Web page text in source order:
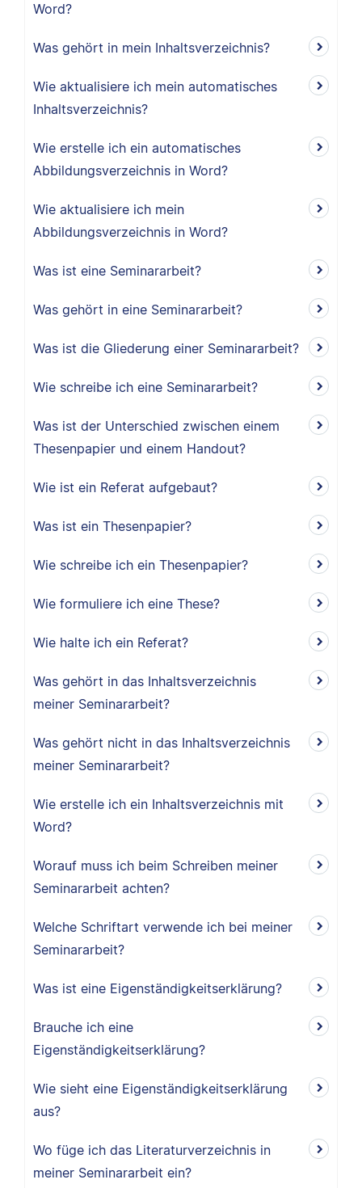
Word?
Was gehört in mein Inhaltsverzeichnis?
Wie aktualisiere ich mein automatisches
Inhaltsverzeichnis?
Wie erstelle ich ein automatisches
Abbildungsverzeichnis in Word?
Wie aktualisiere ich mein
Abbildungsverzeichnis in Word?
Was ist eine Seminararbeit?
Was gehört in eine Seminararbeit?
Was ist die Gliederung einer Seminararbeit?
Wie schreibe ich eine Seminararbeit?
Was ist der Unterschied zwischen einem
Thesenpapier und einem Handout?
Wie ist ein Referat aufgebaut?
Was ist ein Thesenpapier?
Wie schreibe ich ein Thesenpapier?
Wie formuliere ich eine These?
Wie halte ich ein Referat?
Was gehört in das Inhaltsverzeichnis
meiner Seminararbeit?
Was gehört nicht in das Inhaltsverzeichnis
meiner Seminararbeit?
Wie erstelle ich ein Inhaltsverzeichnis mit
Word?
Worauf muss ich beim Schreiben meiner
Seminararbeit achten?
Welche Schriftart verwende ich bei meiner
Seminararbeit?
Was ist eine Eigenständigkeitserklärung?
Brauche ich eine
Eigenständigkeitserklärung?
Wie sieht eine Eigenständigkeitserklärung
aus?
Wo füge ich das Literaturverzeichnis in
meiner Seminararbeit ein?